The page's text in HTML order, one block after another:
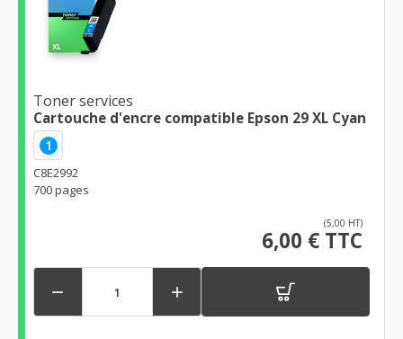
Toner services
Cartouche d'encre compatible Epson 29 XL Cyan
1
C8E2992
700 pages
(5,00 HT)
6,00 € TTC
 